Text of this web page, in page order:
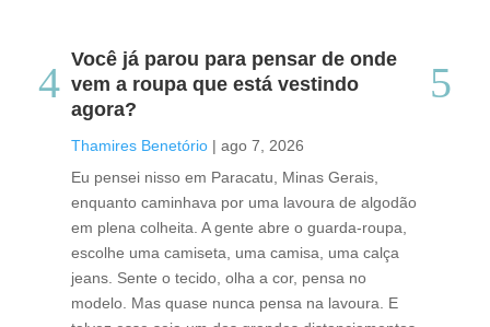
Você já parou para pensar de onde
vem a roupa que está vestindo
agora?
Thamires Benetório | ago 7, 2026
Eu pensei nisso em Paracatu, Minas Gerais,
enquanto caminhava por uma lavoura de algodão
em plena colheita. A gente abre o guarda-roupa,
escolhe uma camiseta, uma camisa, uma calça
jeans. Sente o tecido, olha a cor, pensa no
modelo. Mas quase nunca pensa na lavoura. E